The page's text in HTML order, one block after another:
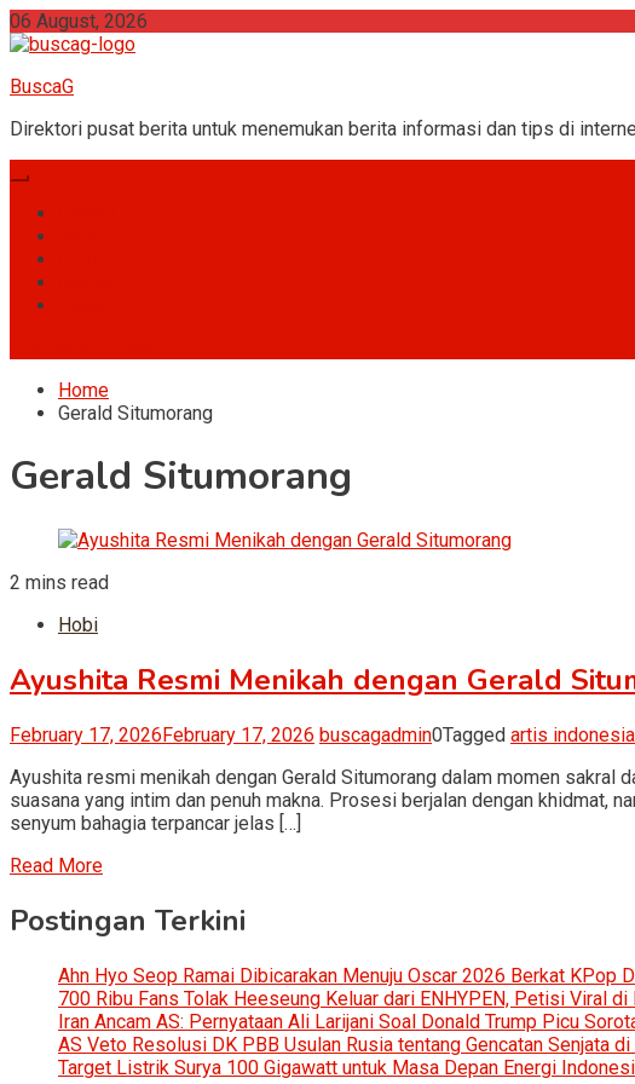
Skip
to
06 August, 2026
BuscaG
Direktori pusat berita untuk menemukan berita informasi dan tips di
Home
Gerald Situmorang
Gerald Situmorang
2 mins read
Hobi
Ayushita Resmi Menikah dengan Gerald
February 17, 2026February 17, 2026 buscagadmin0Tagged artis indonesia
Ayushita resmi menikah dengan Gerald Situmorang dalam momen sakral
suasana yang intim dan penuh makna. Prosesi berjalan dengan khidmat,
senyum bahagia terpancar jelas […]
Read More
Postingan Terkini
Ahn Hyo Seop Ramai Dibicarakan Menuju Oscar 2026 Berkat KPop
700 Ribu Fans Tolak Heeseung Keluar dari ENHYPEN, Petisi Viral di
Iran Ancam AS: Pernyataan Ali Larijani Soal Donald Trump Picu
AS Veto Resolusi DK PBB Usulan Rusia tentang Gencatan Senjata di
Target Listrik Surya 100 Gigawatt untuk Masa Depan Energi